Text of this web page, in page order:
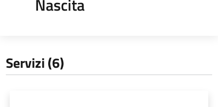
Nascita
Servizi (6)